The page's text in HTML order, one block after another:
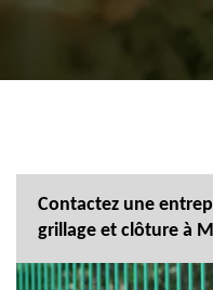
Contactez une
grillage et clôture à